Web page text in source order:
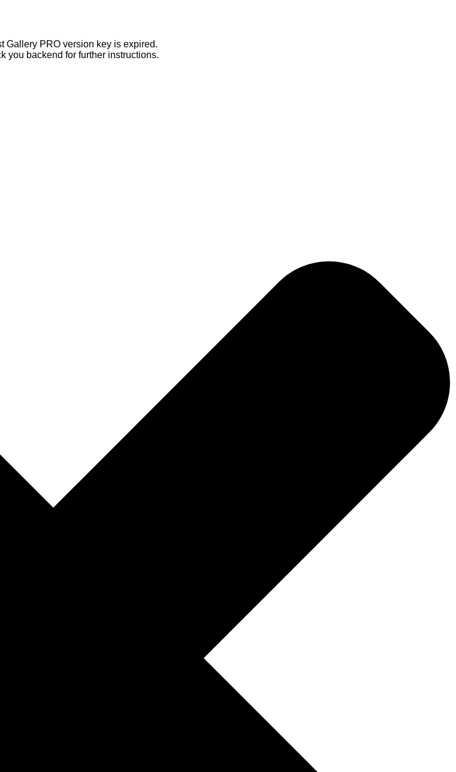
Gallery PRO version key is expired.
you backend for further instructions.